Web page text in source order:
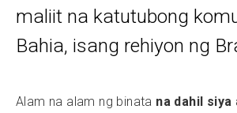
maliit na katutubong
Bahia, isang rehiyon ng
Alam na alam ng binata na dahil siya